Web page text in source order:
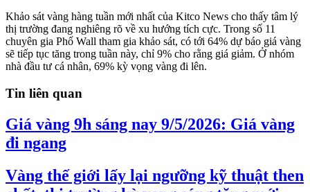
Khảo sát vàng hàng tuần mới nhất của Kitco News cho thấy tâm lý
thị trường đang nghiêng rõ về xu hướng tích cực. Trong số 11
chuyên gia Phố Wall tham gia khảo sát, có tới 64% dự báo giá vàng
sẽ tiếp tục tăng trong tuần này, chỉ 9% cho rằng giá giảm. Ở nhóm
nhà đầu tư cá nhân, 69% kỳ vọng vàng đi lên.
Tin liên quan
Giá vàng 9h sáng nay 9/5/2026: Giá vàng
đi ngang
Vàng thế giới lấy lại ngưỡng kỹ thuật then